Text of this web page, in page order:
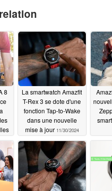
8
La smartwatch Amazfit
T-Rex 3 se dote d'une
fonction Tap-to-Wake
dans une nouvelle
mise à jour 11/30/2024